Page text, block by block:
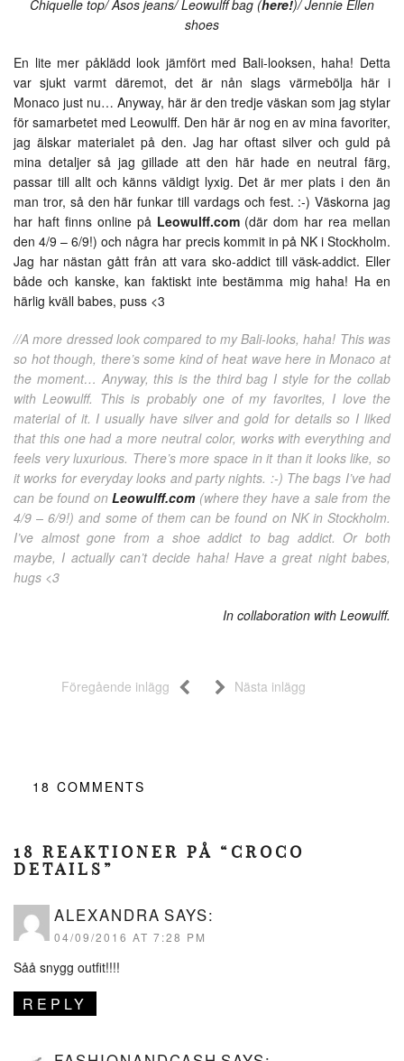
Chiquelle top/ Asos jeans/ Leowulff bag (here!)/ Jennie Ellen
shoes
En lite mer påklädd look jämfört med Bali-looksen, haha! Detta
var sjukt varmt däremot, det är nån slags värmebölja här i
Monaco just nu… Anyway, här är den tredje väskan som jag stylar
för samarbetet med Leowulff. Den här är nog en av mina favoriter,
jag älskar materialet på den. Jag har oftast silver och guld på
mina detaljer så jag gillade att den här hade en neutral färg,
passar till allt och känns väldigt lyxig. Det är mer plats i den än
man tror, så den här funkar till vardags och fest. :-) Väskorna jag
har haft finns online på Leowulff.com(där dom har rea mellan
den 4/9 – 6/9!) och några har precis kommit in på NK i Stockholm.
Jag har nästan gått från att vara sko-addict till väsk-addict. Eller
både och kanske, kan faktiskt inte bestämma mig haha! Ha en
härlig kväll babes, puss <3
//A more dressed look compared to my Bali-looks, haha! This was
so hot though, there’s some kind of heat wave here in Monaco at
the moment… Anyway, this is the third bag I style for the collab
with Leowulff. This is probably one of my favorites, I love the
material of it. I usually have silver and gold for details so I liked
that this one had a more neutral color, works with everything and
feels very luxurious. There’s more space in it than it looks like, so
it works for everyday looks and party nights. :-) The bags I’ve had
can be found onLeowulff.com(where they have a sale from the
4/9 – 6/9!) and some of them can be found on NK in Stockholm.
I’ve almost gone from a shoe addict to bag addict. Or both
maybe, I actually can’t decide haha! Have a great night babes,
hugs <3
In collaboration with Leowulff.
Föregående inlägg Nästa inlägg
18 COMMENTS
18 REAKTIONER PÅ “CROCO
DETAILS”
ALEXANDRA SAYS:
04/09/2016 AT 7:28 PM
Såå snygg outfit!!!!
REPLY